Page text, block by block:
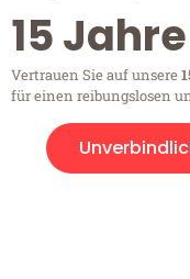
15
Vertrauen Sie auf unsere
für einen reibungslosen